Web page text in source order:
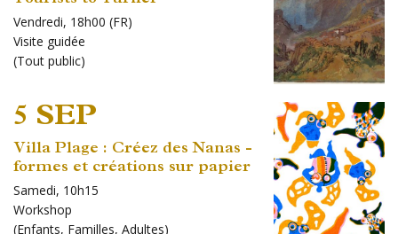
Vendredi, 18h00 (FR)
Visite guidée
(Tout public)
5 SEP
Villa Plage : Créez des Nanas -
formes et créations sur papier
Samedi, 10h15
Workshop
(Enfants, Familles, Adultes)